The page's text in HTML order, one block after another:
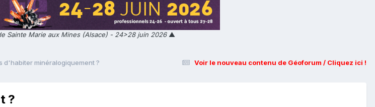
Sainte Marie aux Mines (Alsace) - 24>28 juin 2026▲
Voir le nouveau contenu de Géoforum / Cliquez ici !
d'habiter minéralogiquement ?
?